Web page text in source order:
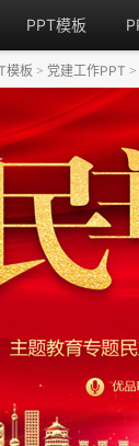
PPT模板
模板 > 党建工作PPT >